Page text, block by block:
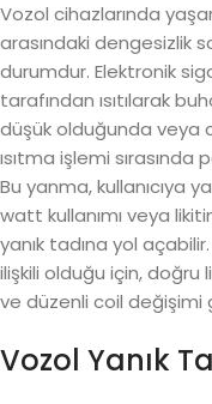
Vozol cihazlarında
arasındaki dengesizlik
durumdur. Elektronik
tarafından ısıtılarak
düşük olduğunda veya
ısıtma işlemi
Bu yanma, kullanıcıya
watt kullanımı veya
yanık tadına yol açabilir.
ilişkili olduğu için, doğru
ve düzenli coil değişimi
Vozol Yanık